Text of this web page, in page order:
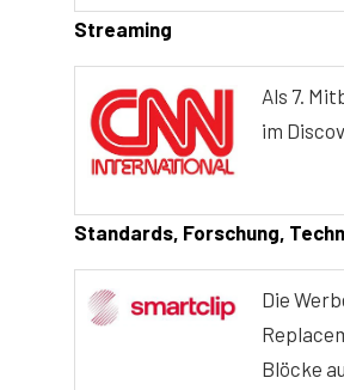
Streaming
Als 7.
im
Standards, Forschung,
Die
Blöcke